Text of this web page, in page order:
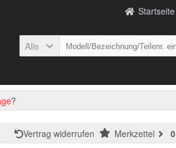
Startseite
Alle
?
Vertrag widerrufen Merkzettel 0